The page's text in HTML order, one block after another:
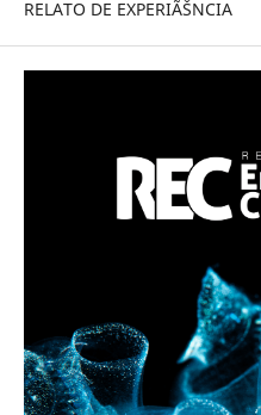
RELATO DE EXPERIÃŠNCIA